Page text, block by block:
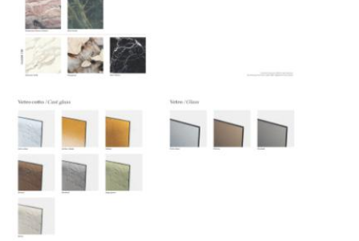
средств
Распаковка и расстановка
распаковывают товар и устанавливают его в
Вывоз упаковочного материала— полная
очистка помещения от тары и упаковки
Гарантийная проверка
предмет повреждений и дефектов при